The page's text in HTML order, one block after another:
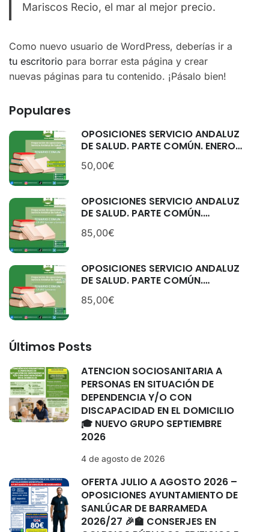
Mariscos Recio, el mar al mejor precio.
Como nuevo usuario de WordPress, deberías ir a
tu escritorio para borrar esta página y crear
nuevas páginas para tu contenido. ¡Pásalo bien!
Populares
OPOSICIONES SERVICIO ANDALUZ
DE SALUD. PARTE COMÚN. ENERO
50,00€
OPOSICIONES SERVICIO ANDALUZ
DE SALUD. PARTE COMÚN.
SERVICIOS. SEPTIEMBRE 2025
85,00€
OPOSICIONES SERVICIO ANDALUZ
DE SALUD. PARTE COMÚN.
SEPTIEMBRE 2025.
85,00€
Últimos Posts
ATENCIÓN SOCIOSANITARIA A
PERSONAS EN SITUACIÓN DE
DEPENDENCIA Y/O CON
DISCAPACIDAD EN EL DOMICILIO
🎓 NUEVO GRUPO SEPTIEMBRE
2026
4 de agosto de 2026
OFERTA JULIO A AGOSTO 2026 –
OPOSICIONES AYUNTAMIENTO DE
SANLÚCAR DE BARRAMEDA
2026/27 🎉🏫 CONSERJES EN